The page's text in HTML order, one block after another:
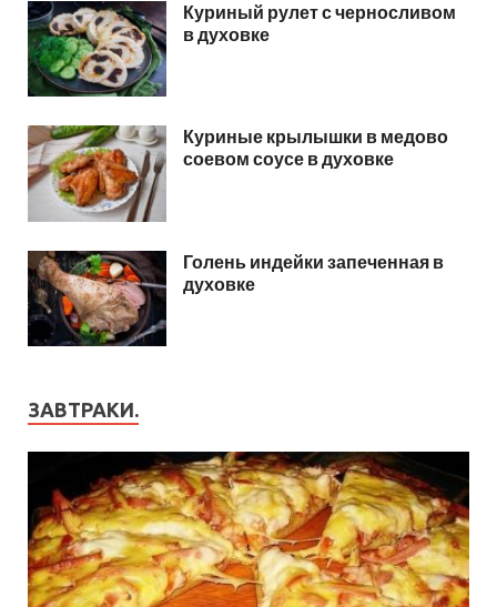
Куриный рулет с черносливом
в духовке
Куриные крылышки в медово
соевом соусе в духовке
Голень индейки запеченная в
духовке
ЗАВТРАКИ.